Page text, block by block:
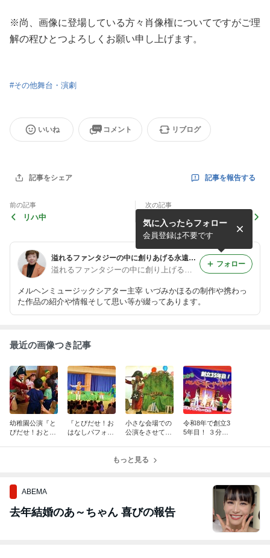
※尚、画像に登場している方々肖像権についてですがご理
解の程ひとつよろしくお願い申し上げます。
#その他舞台・演劇
いいね コメント リブログ
記事をシェア 記事を報告する
前の記事
リハ中
次の記事
本番前の軽いリハーサル
溢れるファンタジーの中に創りあげる永遠のワンダーランド！
メルヘンミュージックシアター主宰 いづみかほるの制作や携わっ
た作品の紹介や情報そして思い等が綴ってあります。
気に入ったらフォロー
会員登録は不要です
フォロー
最近の画像つき記事
幼稚園公演『と
びだせ！おと
『とびだせ！お
はなしパフォー
小さな会場での
公演をさせて頂
ック・シアター
令和8年で創立3
5年目！ ３分で
もっと見る
ABEMA
去年結婚のあ～ちゃん 喜びの報告